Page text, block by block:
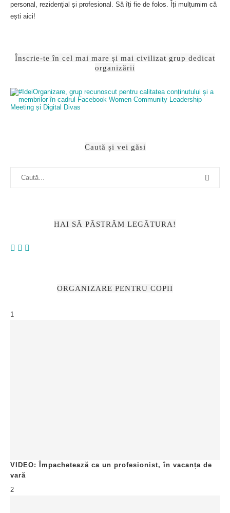
personal, rezidențial și profesional. Să îți fie de folos. Îți mulțumim că
ești aici!
Înscrie-te în cel mai mare și mai civilizat grup dedicat
organizării
Caută și vei găsi
HAI SĂ PĂSTRĂM LEGĂTURA!
ORGANIZARE PENTRU COPII
1
VIDEO: Împachetează ca un profesionist, în vacanța de
vară
2